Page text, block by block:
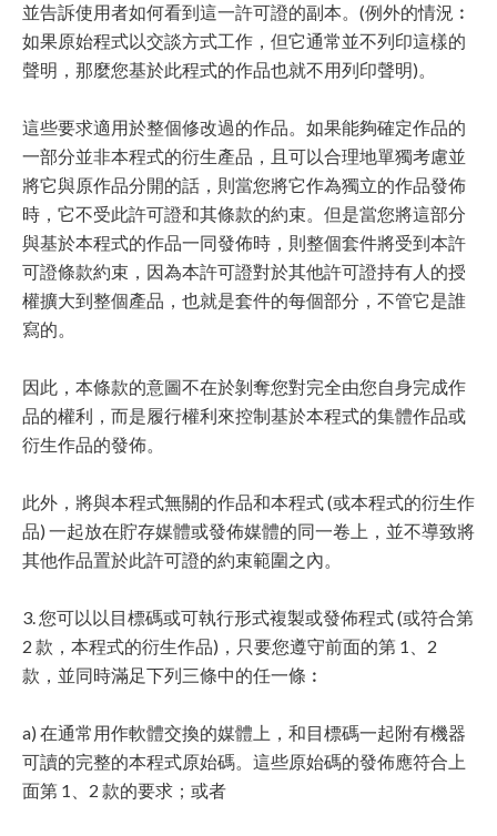
並告訴使用者如何看到這一許可證的副本。(例外的情況︰
如果原始程式以交談方式工作，但它通常並不列印這樣的
聲明，那麼您基於此程式的作品也就不用列印聲明)。
這些要求適用於整個修改過的作品。如果能夠確定作品的
一部分並非本程式的衍生產品，且可以合理地單獨考慮並
將它與原作品分開的話，則當您將它作為獨立的作品發佈
時，它不受此許可證和其條款的約束。但是當您將這部分
與基於本程式的作品一同發佈時，則整個套件將受到本許
可證條款約束，因為本許可證對於其他許可證持有人的授
權擴大到整個產品，也就是套件的每個部分，不管它是誰
寫的。
因此，本條款的意圖不在於剝奪您對完全由您自身完成作
品的權利，而是履行權利來控制基於本程式的集體作品或
衍生作品的發佈。
此外，將與本程式無關的作品和本程式 (或本程式的衍生作
品) 一起放在貯存媒體或發佈媒體的同一卷上，並不導致將
其他作品置於此許可證的約束範圍之內。
3. 您可以以目標碼或可執行形式複製或發佈程式 (或符合第
2 款，本程式的衍生作品)，只要您遵守前面的第 1、2
款，並同時滿足下列三條中的任一條︰
a) 在通常用作軟體交換的媒體上，和目標碼一起附有機器
可讀的完整的本程式原始碼。這些原始碼的發佈應符合上
面第 1、2 款的要求；或者